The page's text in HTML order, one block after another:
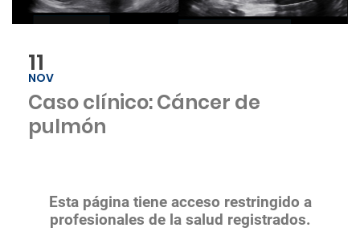
11
NOV
Caso clínico: Cáncer de
pulmón
Esta página tiene acceso restringido a
profesionales de la salud registrados.